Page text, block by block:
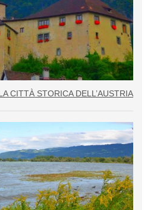
CITTÀ STORICA DELL’AUSTRIA